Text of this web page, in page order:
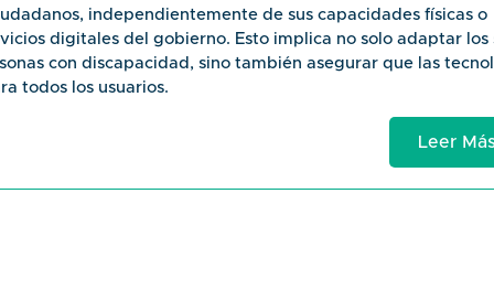
Uniendo los Puntos en el Gobierno Digital" - un
la transformación digital.
independientemente de sus capacidades físicas o
digitales del gobierno. Esto implica no solo adaptar los
con discapacidad, sino también asegurar que las
todos los usuarios.
de la sociedad de la información. Esto incluye la
tecnológica de todos los sectores de la sociedad,
digitales a estándares internacionales de
Leer